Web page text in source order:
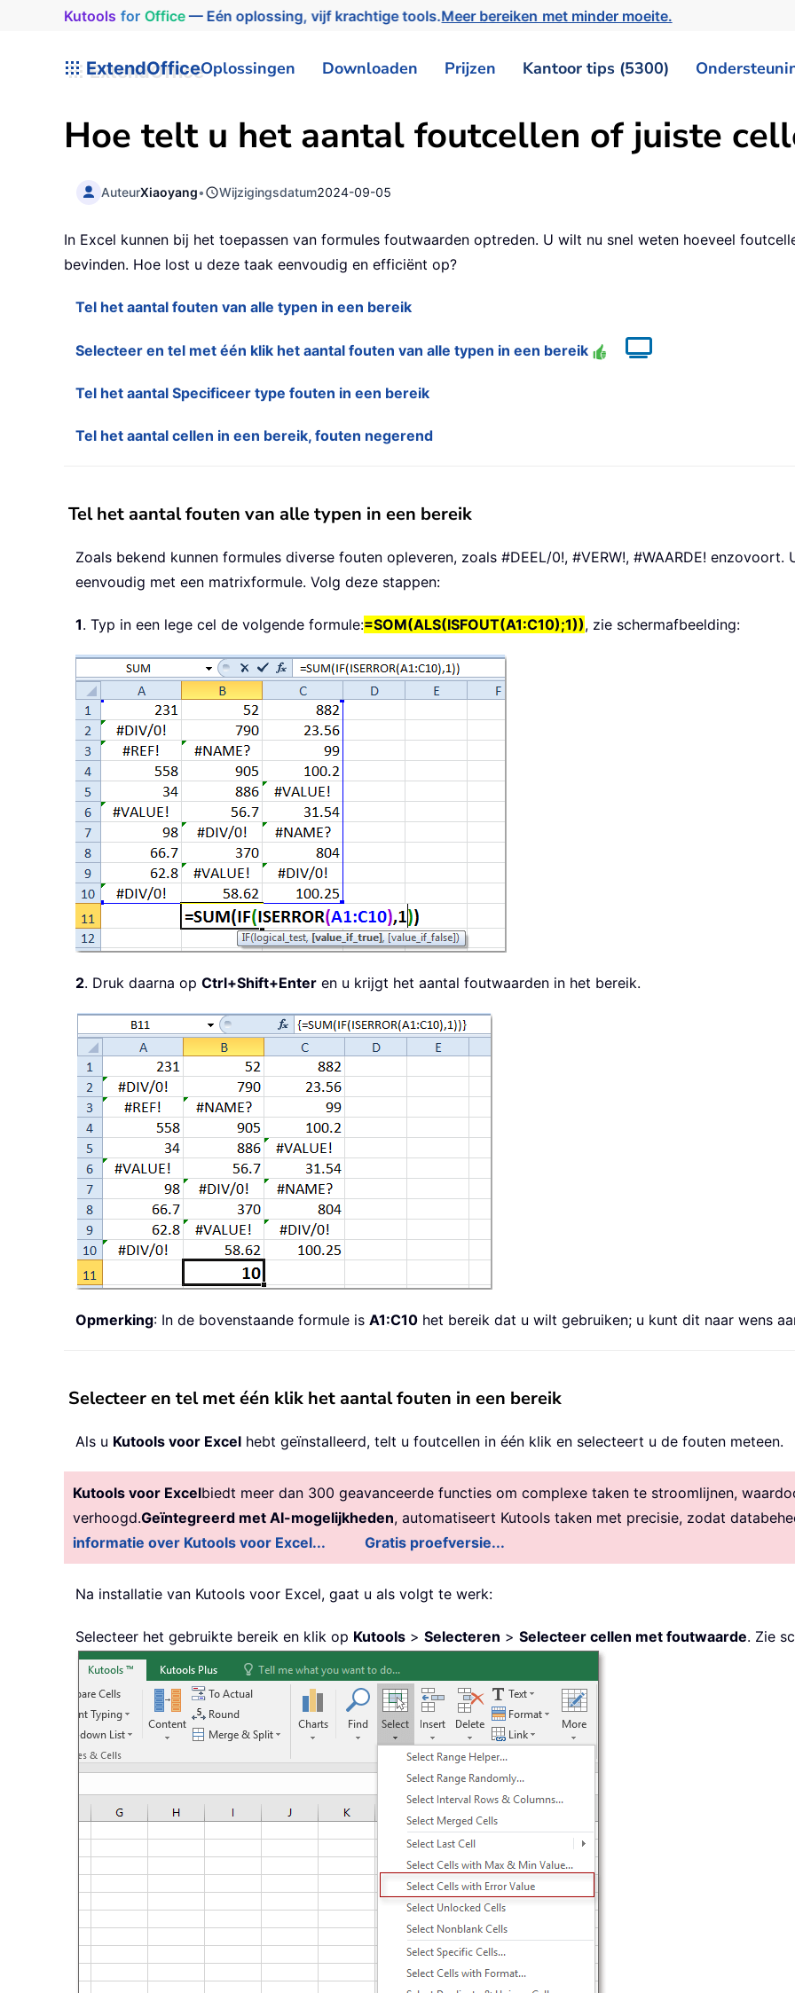
Kutools for Office— Eén oplossing, vijf krachtige tools.Meer bereiken met minder moeite.
ExtendOfficeOplossingen Downloaden Prijzen Kantoor tips (5300)
Hoe telt u het aantal foutcellen of juiste
AuteurXiaoyang• Wijzigingsdatum2024-09-05
In Excel kunnen bij het toepassen van formules foutwaarden optreden. U wilt nu snel weten hoeveel
bevinden. Hoe lost u deze taak eenvoudig en efficiënt op?
Tel het aantal fouten van alle typen in een bereik
Selecteer en tel met één klik het aantal fouten van alle typen in een bereik
Tel het aantal Specificeer type fouten in een bereik
Tel het aantal cellen in een bereik, fouten negerend
Tel het aantal fouten van alle typen in een bereik
Zoals bekend kunnen formules diverse fouten opleveren, zoals #DEEL/0!, #VERW!, #WAARDE!
eenvoudig met een matrixformule. Volg deze stappen:
1. Typ in een lege cel de volgende formule:=SOM(ALS(ISFOUT(A1:C10);1)), zie schermafbeelding:
2. Druk daarna op Ctrl+Shift+Enter en u krijgt het aantal foutwaarden in het bereik.
Opmerking: In de bovenstaande formule is A1:C10 het bereik dat u wilt gebruiken; u kunt dit naar wens
Selecteer en tel met één klik het aantal fouten in een bereik
Als u Kutools voor Excel hebt geïnstalleerd, telt u foutcellen in één klik en selecteert u de fouten meteen.
Kutools voor Excelbiedt meer dan 300 geavanceerde functies om complexe taken te stroomlijnen,
verhoogd.Geïntegreerd met AI-mogelijkheden, automatiseert Kutools taken met precisie, zodat
informatie over Kutools voor Excel...
Gratis proefversie...
Na installatie van Kutools voor Excel, gaat u als volgt te werk:
Selecteer het gebruikte bereik en klik op Kutools > Selecteren > Selecteer cellen met foutwaarde. Zie